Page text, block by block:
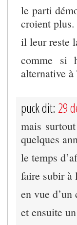
le parti
croient plus.
il leur reste
comme si
alternative à
puck dit: 29
mais
quelques
le temps
faire subir à
en vue d’un
et ensuite